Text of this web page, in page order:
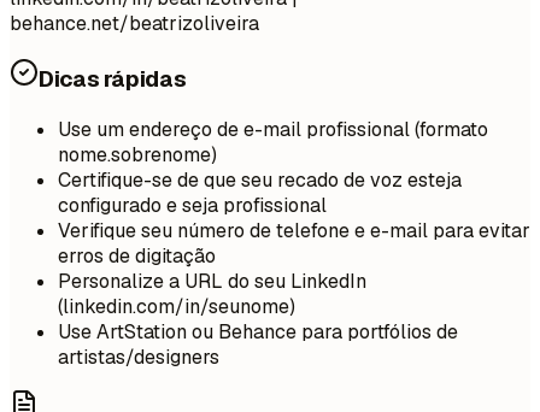
behance.net/beatrizoliveira
Dicas rápidas
Use um endereço de e-mail profissional (formato
nome.sobrenome)
Certifique-se de que seu recado de voz esteja
configurado e seja profissional
Verifique seu número de telefone e e-mail para evitar
erros de digitação
Personalize a URL do seu LinkedIn
(linkedin.com/in/seunome)
Use ArtStation ou Behance para portfólios de
artistas/designers